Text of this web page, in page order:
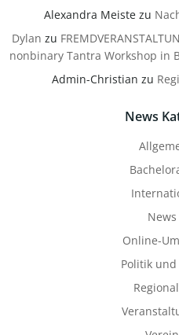
Alexandra Meiste zu
Dylan zu
nonbinary Tantra Workshop in
Admin-Christian zu
News
News
Online-
Politik und